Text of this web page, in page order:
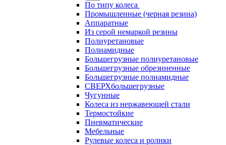
По типу колеса
Промышленные (черная резина)
Аппаратные
Из серой немаркой резины
Полиуретановые
Полиамидные
Большегрузные полиуретановые
Большегрузные обрезиненные
Большегрузные полиамидные
СВЕРХбольшегрузные
Чугунные
Колеса из нержавеющей стали
Термостойкие
Пневматические
Мебельные
Рулевые колеса и ролики